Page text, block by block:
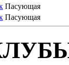
Пасующая
Пасующая